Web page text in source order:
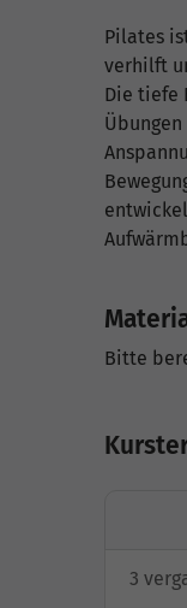
Pilates
verhilft
Die tiefe
Bitte
3